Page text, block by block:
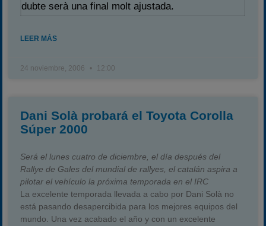
dubte serà una final molt ajustada.
LEER MÁS
24 noviembre, 2006 12:00
Dani Solà probará el Toyota Corolla
Súper 2000
Será el lunes cuatro de diciembre, el día después del
Rallye de Gales del mundial de rallyes, el catalán aspira a
pilotar el vehículo la próxima temporada en el IRC
La excelente temporada llevada a cabo por Dani Solà no
está pasando desapercibida para los mejores equipos del
mundo. Una vez acabado el año y con un excelente